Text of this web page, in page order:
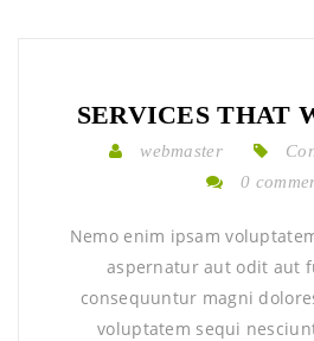
SERVICES THAT
webmaster
0
Nemo enim ipsam
aspernatur aut odit aut
consequuntur magni
voluptatem sequi